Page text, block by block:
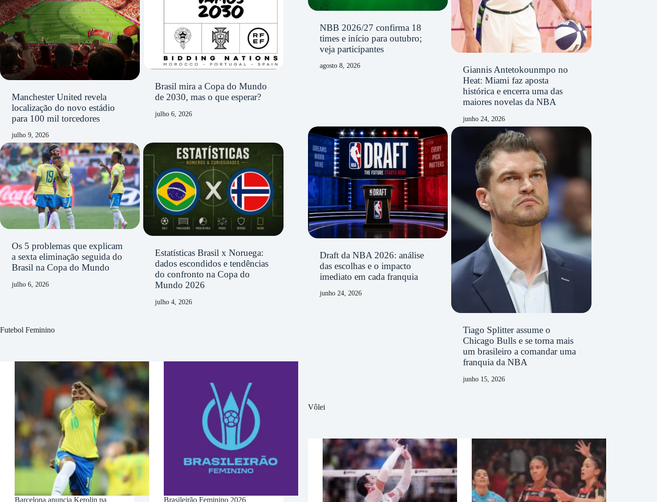
Manchester United revela
localização do novo estádio
para 100 mil torcedores
julho 9, 2026
Brasil mira a Copa do Mundo
de 2030, mas o que esperar?
julho 6, 2026
Os 5 problemas que explicam
a sexta eliminação seguida do
Brasil na Copa do Mundo
julho 6, 2026
Estatísticas Brasil x Noruega:
dados escondidos e tendências
do confronto na Copa do
Mundo 2026
julho 4, 2026
Futebol Feminino
Barcelona anuncia Kerolin na Brasileirão Feminino 2026
NBB 2026/27 confirma 18
times e início para outubro;
veja participantes
agosto 8, 2026
Giannis Antetokounmpo no
Heat: Miami faz aposta
histórica e encerra uma das
maiores novelas da NBA
junho 24, 2026
Draft da NBA 2026: análise
das escolhas e o impacto
imediato em cada franquia
junho 24, 2026
Tiago Splitter assume o
Chicago Bulls e se torna mais
um brasileiro a comandar uma
franquia da NBA
junho 15, 2026
Vôlei